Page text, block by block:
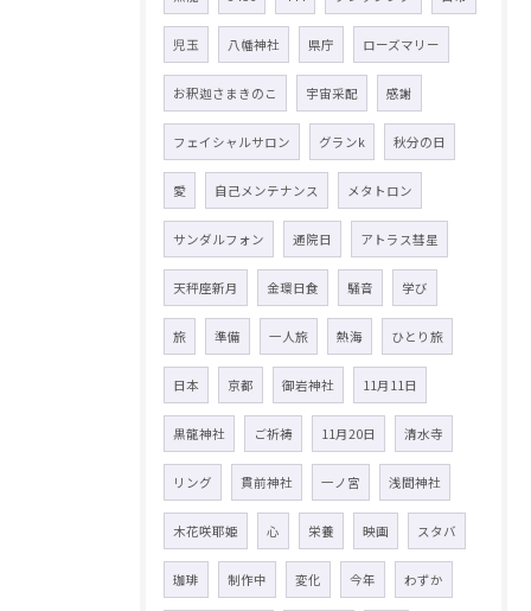
児玉 八幡神社 県庁 ローズマリー
お釈迦さまきのこ 宇宙采配 感謝
フェイシャルサロン グランk 秋分の日
愛 自己メンテナンス メタトロン
サンダルフォン 通院日 アトラス彗星
天秤座新月 金環日食 騒音 学び
旅 準備 一人旅 熱海 ひとり旅
日本 京都 御岩神社 11月11日
黒龍神社 ご祈祷 11月20日 清水寺
リング 貫前神社 一ノ宮 浅間神社
木花咲耶姫 心 栄養 映画 スタバ
珈琲 制作中 変化 今年 わずか